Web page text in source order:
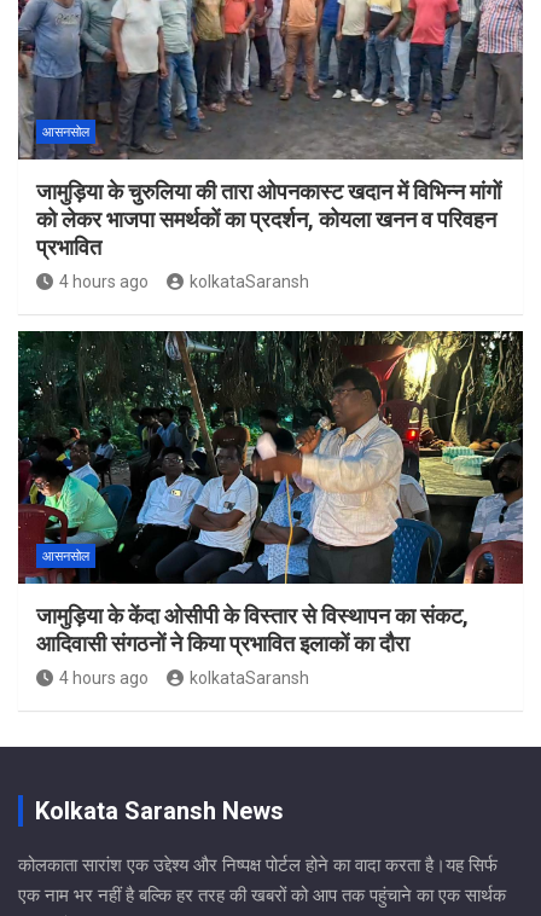
आसनसोल
जामुड़िया के चुरुलिया की तारा ओपनकास्ट खदान में विभिन्न मांगों
को लेकर भाजपा समर्थकों का प्रदर्शन, कोयला खनन व परिवहन
प्रभावित
4 hours ago kolkataSaransh
आसनसोल
जामुड़िया के केंदा ओसीपी के विस्तार से विस्थापन का संकट,
आदिवासी संगठनों ने किया प्रभावित इलाकों का दौरा
4 hours ago kolkataSaransh
Kolkata Saransh News
कोलकाता सारांश एक उद्देश्य और निष्पक्ष पोर्टल होने का वादा करता है।यह सिर्फ
एक नाम भर नहीं है बल्कि हर तरह की खबरों को आप तक पहुंचाने का एक सार्थक